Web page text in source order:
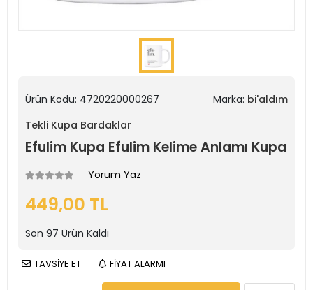
Ürün Kodu: 4720220000267 Marka: bi'aldım
Tekli Kupa Bardaklar
Efulim Kupa Efulim Kelime Anlamı Kupa
Yorum Yaz
449,00 TL
Son 97 Ürün Kaldı
TAVSİYE ET FİYAT ALARMI